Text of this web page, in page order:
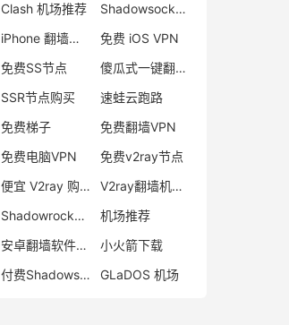
Clash 机场推荐
Shadowsocks 付费节点
iPhone 翻墙代理软件
免费 iOS VPN
免费SS节点
傻瓜式一键翻墙VPN客户端
SSR节点购买
速蛙云跑路
免费梯子
免费翻墙VPN
免费电脑VPN
免费v2ray节点
便宜 V2ray 购买
V2ray翻墙机场推荐
Shadowrocket 付费节点
机场推荐
安卓翻墙软件下载
小火箭下载
付费Shadowsocks推荐 GLaDOS 机场